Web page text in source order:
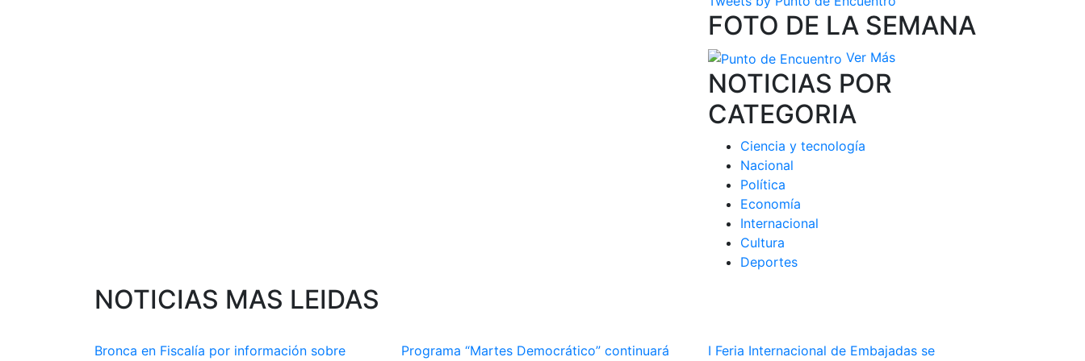
FOTO DE LA SEMANA
Ver Más
NOTICIAS POR
CATEGORIA
Ciencia y tecnología
Nacional
Política
Economía
Internacional
Cultura
Deportes
NOTICIAS MAS LEIDAS
Bronca en Fiscalía por información sobre Programa “Martes Democrático” continuará I Feria Internacional de Embajadas se